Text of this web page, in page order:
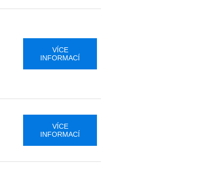
VÍCE
INFORMACÍ
VÍCE
INFORMACÍ